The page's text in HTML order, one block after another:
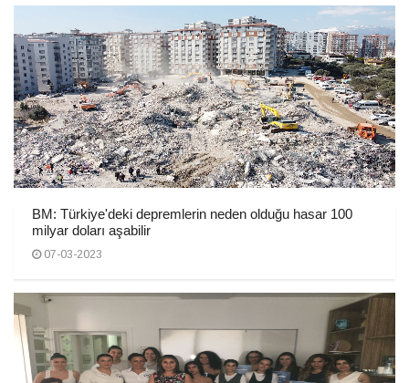
BM: Türkiye'deki depremlerin neden olduğu hasar 100
milyar doları aşabilir
07-03-2023